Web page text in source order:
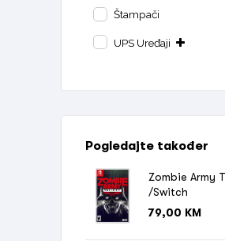
Štampači
UPS Uređaji
Pogledajte također
Zombie Army
/Switch
79,00 KM